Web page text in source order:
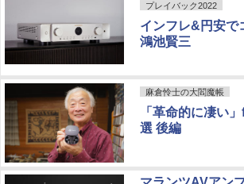
プレイバック2022
インフレ&円安で
鴻池賢三
麻倉怜士の大閻魔帳
「革命的に凄い
選 後編